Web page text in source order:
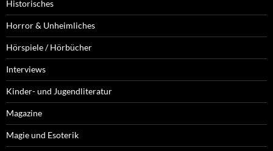
Historisches
Horror & Unheimliches
Hörspiele / Hörbücher
Interviews
Kinder- und Jugendliteratur
Magazine
Magie und Esoterik